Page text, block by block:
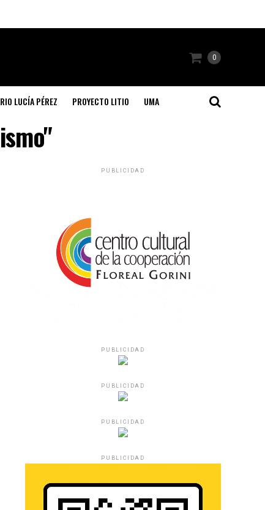
0
LUCÍA PÉREZ PROYECTO LITIO UMA
PUBLICIDAD
PUBLICIDAD
PUBLICIDAD
PUBLICIDAD
PUBLICIDAD